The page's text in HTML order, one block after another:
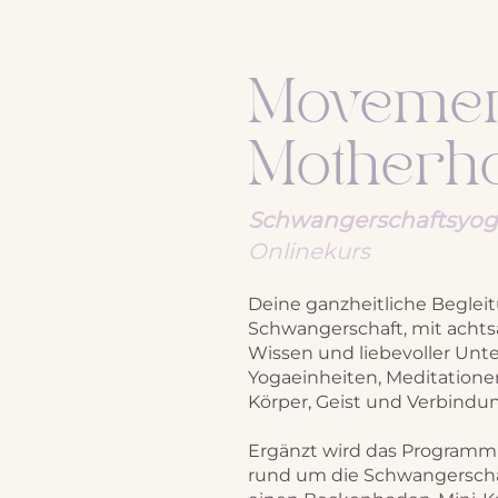
Onlinekurs
Deine ganzheitliche
Schwangerschaft, mit
Wissen und liebevoller
Yogaeinheiten,
Körper, Geist und
Ergänzt wird das
rund um die